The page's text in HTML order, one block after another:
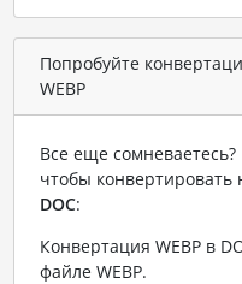
Попробуйте
WEBP
Все еще
чтобы
DOC:
Конвертация WEBP в
файле WEBP.